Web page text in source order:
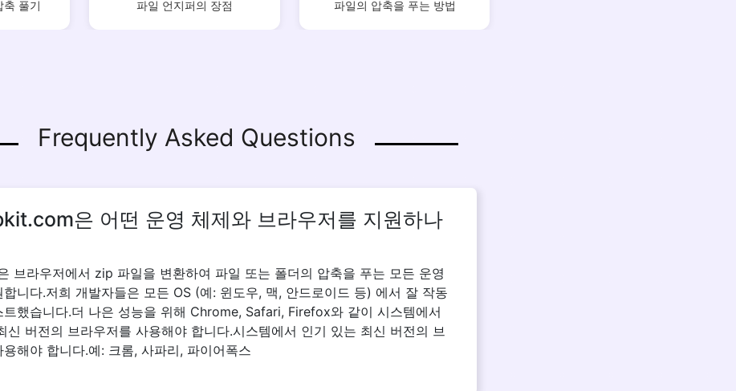
축 풀기 파일 언지퍼의 장점 파일의 압축을 푸는 방법
Frequently Asked Questions
은 어떤 운영 체제와 브라우저를 지원하나
브라우저에서 zip 파일을 변환하여 파일 또는 폴더의 압축을 푸는 모든 운영
합니다.저희 개발자들은 모든 OS (예: 윈도우, 맥, 안드로이드 등) 에서 잘 작동
트했습니다.더 나은 성능을 위해 Chrome, Safari, Firefox와 같이 시스템에서
신 버전의 브라우저를 사용해야 합니다.시스템에서 인기 있는 최신 버전의 브
용해야 합니다.예: 크롬, 사파리, 파이어폭스